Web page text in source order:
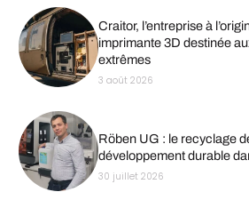
Craitor, l’entreprise à
imprimante 3D destinée
extrêmes
3 août 2026
Röben UG : le recyclage
développement durable
30 juillet 2026